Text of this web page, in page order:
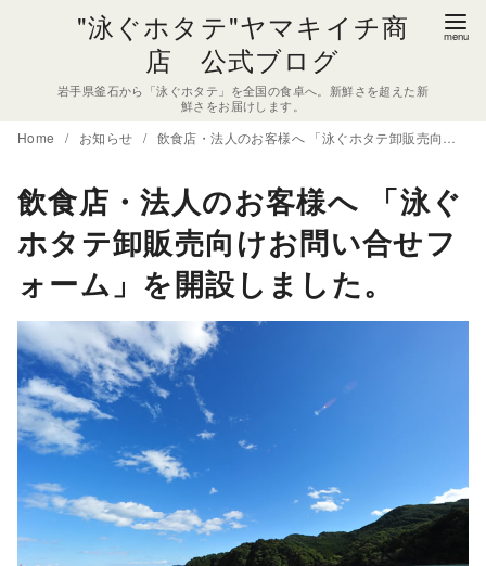
"泳ぐホタテ"ヤマキイチ商
店 公式ブログ
岩手県釜石から「泳ぐホタテ」を全国の食卓へ。新鮮さを超えた新
鮮さをお届けします。
Home お知らせ 飲食店・法人のお客様へ 「泳ぐホタテ卸販売向けお問い合せフォーム」を開設しました。
飲食店・法人のお客様へ 「泳ぐ
ホタテ卸販売向けお問い合せフ
ォーム」を開設しました。